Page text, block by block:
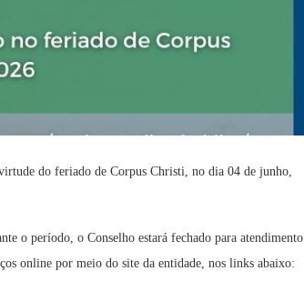
do feriado de Corpus Christi, no dia 04 de junho,
o período, o Conselho estará fechado para atendimento
online por meio do site da entidade, nos links abaixo: